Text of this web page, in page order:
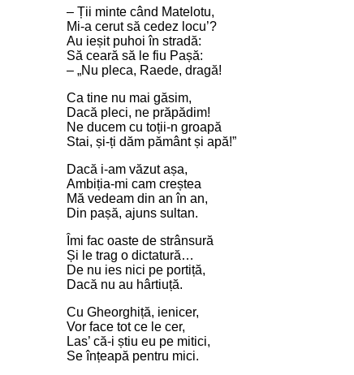
– Ții minte când Matelotu,
Mi-a cerut să cedez locu’?
Au ieșit puhoi în stradă:
Să ceară să le fiu Pașă:
– „Nu pleca, Raede, dragă!
Ca tine nu mai găsim,
Dacă pleci, ne prăpădim!
Ne ducem cu toții-n groapă
Stai, și-ți dăm pământ și apă!”
Dacă i-am văzut așa,
Ambiția-mi cam creștea
Mă vedeam din an în an,
Din pașă, ajuns sultan.
Îmi fac oaste de strânsură
Și le trag o dictatură…
De nu ies nici pe portiță,
Dacă nu au hârtiuță.
Cu Gheorghiță, ienicer,
Vor face tot ce le cer,
Las’ că-i știu eu pe mitici,
Se înțeapă pentru mici.